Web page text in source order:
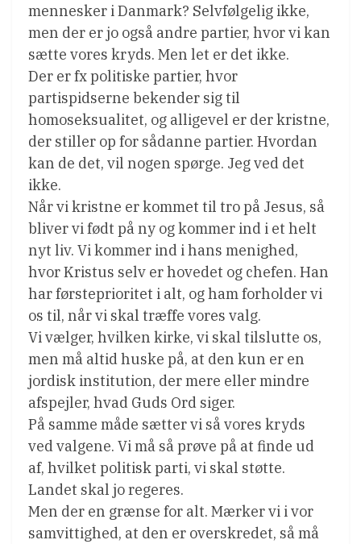
mennesker i Danmark? Selvfølgelig ikke,
men der er jo også andre partier, hvor vi kan
sætte vores kryds. Men let er det ikke.
Der er fx politiske partier, hvor
partispidserne bekender sig til
homoseksualitet, og alligevel er der kristne,
der stiller op for sådanne partier. Hvordan
kan de det, vil nogen spørge. Jeg ved det
ikke.
Når vi kristne er kommet til tro på Jesus, så
bliver vi født på ny og kommer ind i et helt
nyt liv. Vi kommer ind i hans menighed,
hvor Kristus selv er hovedet og chefen. Han
har førsteprioritet i alt, og ham forholder vi
os til, når vi skal træffe vores valg.
Vi vælger, hvilken kirke, vi skal tilslutte os,
men må altid huske på, at den kun er en
jordisk institution, der mere eller mindre
afspejler, hvad Guds Ord siger.
På samme måde sætter vi så vores kryds
ved valgene. Vi må så prøve på at finde ud
af, hvilket politisk parti, vi skal støtte.
Landet skal jo regeres.
Men der en grænse for alt. Mærker vi i vor
samvittighed, at den er overskredet, så må